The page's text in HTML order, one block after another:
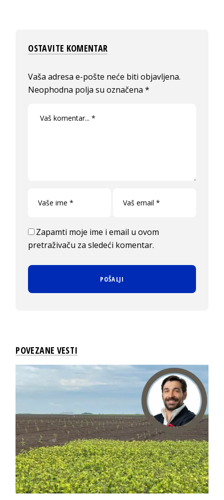
OSTAVITE KOMENTAR
Vaša adresa e-pošte neće biti objavljena.
Neophodna polja su označena*
Zapamti moje ime i email u ovom
pretraživaču za sledeći komentar.
POVEZANE VESTI